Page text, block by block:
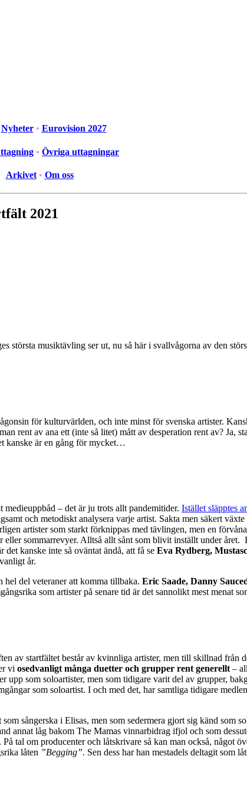
Nyheter • Eurovision 2027
• Övriga uttagningar
Arkivet • Om oss
2021
största musiktävling ser ut, nu så här i svallvågorna av den
för kulturvärlden, och inte minst för svenska artister.
rent av ana ett (inte så litet) mått av desperation rent av? Ja,
kanske är en gång för mycket…
– det är ju trots allt pandemitider. Istället släpptes
och metodiskt analysera varje artist. Sakta men säkert
artister som starkt förknippas med tävlingen, men en
sommarrevyer. Alltså allt sånt som blivit inställt under året.
kanske inte så oväntat ändå, att få se Eva Rydberg,
år.
hel del veteraner att komma tillbaka. Eric Saade, Danny
som artister på senare tid är det sannolikt mest menat
av startfältet består av kvinnliga artister, men till skillnad från
vi osedvanligt många duetter och grupper rent generellt –
upp som soloartister, men som tidigare varit del av grupper,
som soloartist. I och med det, har samtliga tidigare
sångerska i Elisas, men som sedermera gjort sig känd som
annat låg bakom The Mamas vinnarbidrag ifjol och som
tal om producenter och låtskrivare så kan man också, något
låten ”Begging”. Sen dess har han mestadels deltagit som